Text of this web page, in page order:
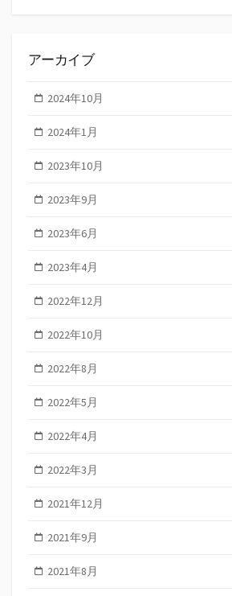
アーカイブ
2024年10月
2024年1月
2023年10月
2023年9月
2023年6月
2023年4月
2022年12月
2022年10月
2022年8月
2022年5月
2022年4月
2022年3月
2021年12月
2021年9月
2021年8月